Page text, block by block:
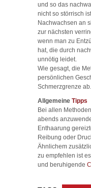
und so das
nicht so störrisch
Nachwachsen an
zur nächsten
wenn man zu
hat, die durch
unnötig leidet.
Wie gesagt, die
persönlichen
Schmerzgrenze ab.
Allgemeine Tipps
Bei allen
abends
Enthaarung
Reibung oder
Ähnlichem
zu empfehlen ist
und beruhigende